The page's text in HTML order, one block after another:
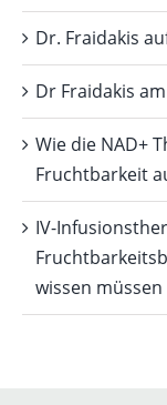
Dr. Fraidakis
Dr Fraidakis
Wie die NAD+
Fruchtbarkeit
IV-
wissen müssen